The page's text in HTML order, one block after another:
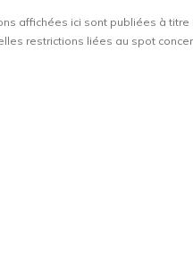
affichées ici sont publiées à
restrictions liées au spot